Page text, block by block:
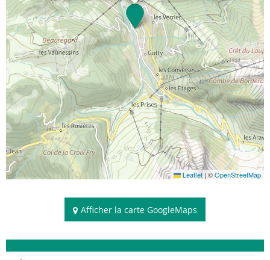
Leaflet | ©OpenStreetMap
Afficher la carte GoogleMaps